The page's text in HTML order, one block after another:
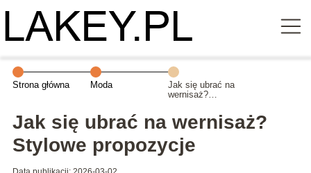
Strona główna Moda
Jak się ubrać na
wernisaż?
Jak się ubrać na wernisaż?
Stylowe propozycje